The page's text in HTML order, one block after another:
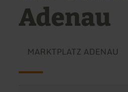
Adenau
MARKTPLATZ ADENAU